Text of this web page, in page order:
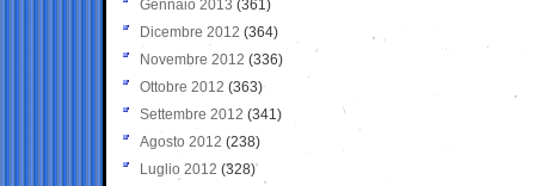
Gennaio 2013 (361)
Dicembre 2012 (364)
Novembre 2012 (336)
Ottobre 2012 (363)
Settembre 2012 (341)
Agosto 2012 (238)
Luglio 2012 (328)